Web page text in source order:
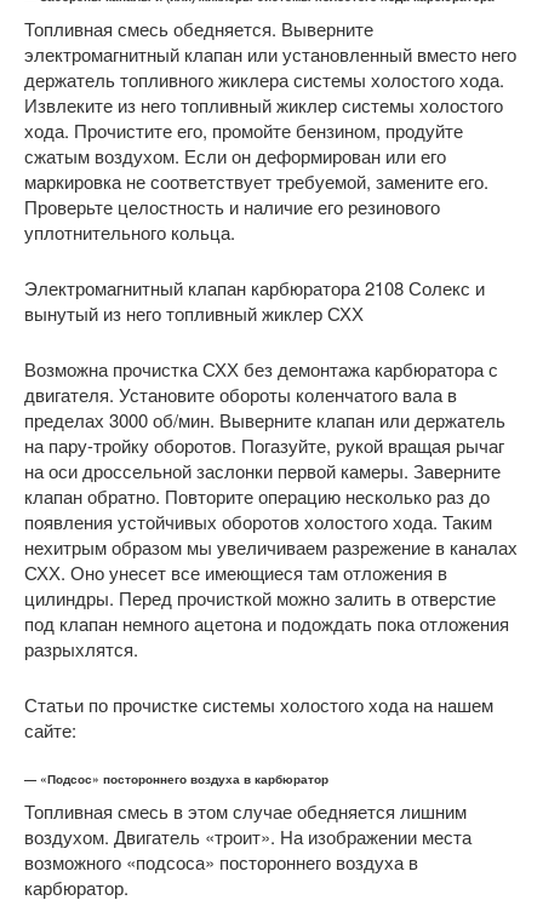
Топливная смесь обедняется. Выверните
электромагнитный клапан или установленный вместо него
держатель топливного жиклера системы холостого хода.
Извлеките из него топливный жиклер системы холостого
хода. Прочистите его, промойте бензином, продуйте
сжатым воздухом. Если он деформирован или его
маркировка не соответствует требуемой, замените его.
Проверьте целостность и наличие его резинового
уплотнительного кольца.
Электромагнитный клапан карбюратора 2108 Солекс и
вынутый из него топливный жиклер СХХ
Возможна прочистка СХХ без демонтажа карбюратора с
двигателя. Установите обороты коленчатого вала в
пределах 3000 об/мин. Выверните клапан или держатель
на пару-тройку оборотов. Погазуйте, рукой вращая рычаг
на оси дроссельной заслонки первой камеры. Заверните
клапан обратно. Повторите операцию несколько раз до
появления устойчивых оборотов холостого хода. Таким
нехитрым образом мы увеличиваем разрежение в каналах
СХХ. Оно унесет все имеющиеся там отложения в
цилиндры. Перед прочисткой можно залить в отверстие
под клапан немного ацетона и подождать пока отложения
разрыхлятся.
Статьи по прочистке системы холостого хода на нашем
сайте:
— «Подсос» постороннего воздуха в карбюратор
Топливная смесь в этом случае обедняется лишним
воздухом. Двигатель «троит». На изображении места
возможного «подсоса» постороннего воздуха в
карбюратор.